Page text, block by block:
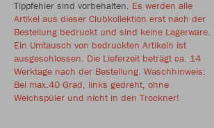
Tippfehler sind vorbehalten. Es werden alle
Artikel aus dieser Clubkollektion erst nach der
Bestellung bedruckt und sind keine Lagerware.
Ein Umtausch von bedruckten Artikeln ist
ausgeschlossen. Die Lieferzeit beträgt ca. 14
Werktage nach der Bestellung. Waschhinweis:
Bei max.40 Grad, links gedreht, ohne
Weichspüler und nicht in den Trockner!